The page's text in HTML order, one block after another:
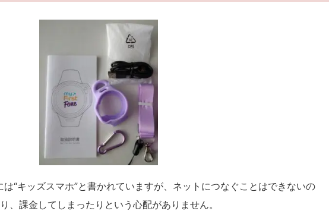
“キッズスマホ”と書かれていますが、ネットにつなぐことはできないの
、課金してしまったりという心配がありません。